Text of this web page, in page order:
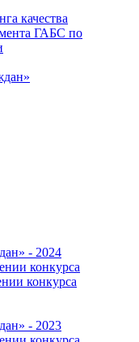
качества
ГАБС по
- 2024
конкурса
конкурса
- 2023